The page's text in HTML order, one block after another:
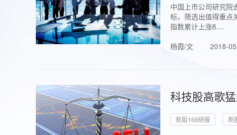
中国上市公司研究院
标，筛选出值得重点
指数累计上涨8....
杨霞/文
2018-
科技股高歌
新股168研报 新